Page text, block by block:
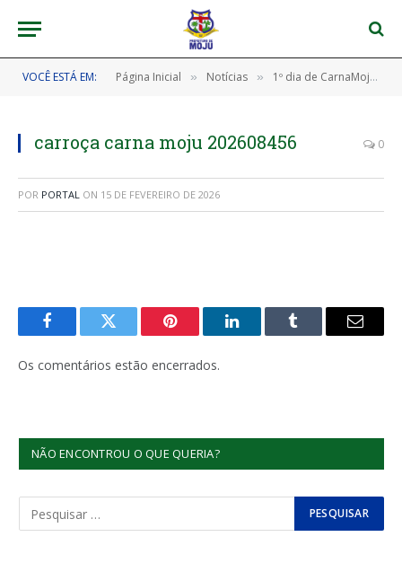
VOCÊ ESTÁ EM: Página Inicial » Notícias » 1º dia de CarnaMoju abre a festa com muita animação
carroça carna moju 202608456 0
POR PORTAL ON 15 DE FEVEREIRO DE 2026
FacebookTwitter Pinterest LinkedInTumblr
E-
Os comentários estão encerrados.
NÃO ENCONTROU O QUE QUERIA?